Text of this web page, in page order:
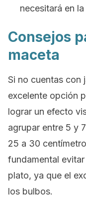
necesitará en
Consejos
maceta
Si no cuentas con
excelente opción
lograr un efecto
agrupar entre 5 y
25 a 30
fundamental
plato, ya que el
los bulbos.